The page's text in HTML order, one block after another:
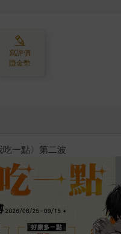
寫評價
賺金幣